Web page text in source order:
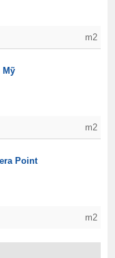
m2
m2
Mỹ
m2
Point